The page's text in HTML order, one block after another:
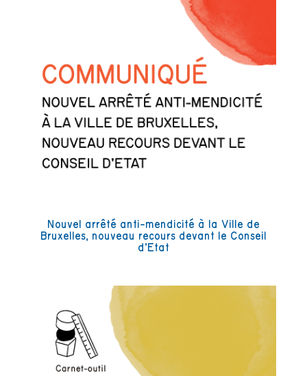
Nouvel arrêté anti-mendicité à la Ville de
Bruxelles, nouveau recours devant le Conseil
d’Etat